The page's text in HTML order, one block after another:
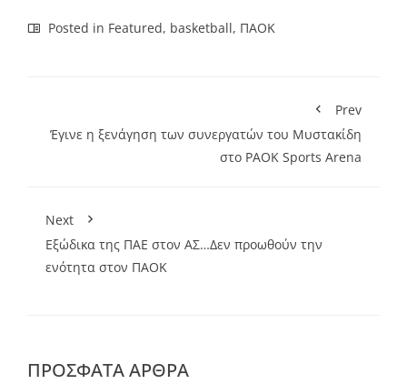
Posted in Featured, basketball, ΠΑΟΚ
Prev
Έγινε η ξενάγηση των συνεργατών του Μυστακίδη
στο PAOK Sports Arena
Next
Εξώδικα της ΠΑΕ στον ΑΣ…Δεν προωθούν την
ενότητα στον ΠΑΟΚ
ΠΡΌΣΦΑΤΑ ΆΡΘΡΑ